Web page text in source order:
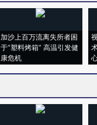
加沙上百万流离失所者困
于“塑料烤箱” 高温引发健
康危机